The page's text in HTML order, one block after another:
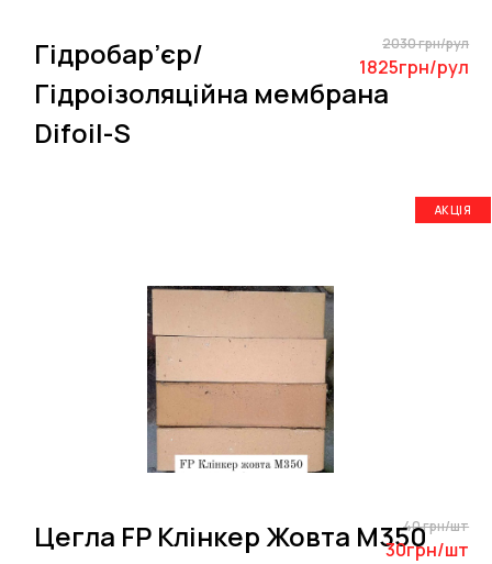
Гідробар’єр/
Гідроізоляційна мембрана
Difoil-S
2030 грн/рул
1825грн/рул
АКЦІЯ
Цегла FP Клінкер Жовта M35040 грн/шт
30грн/шт